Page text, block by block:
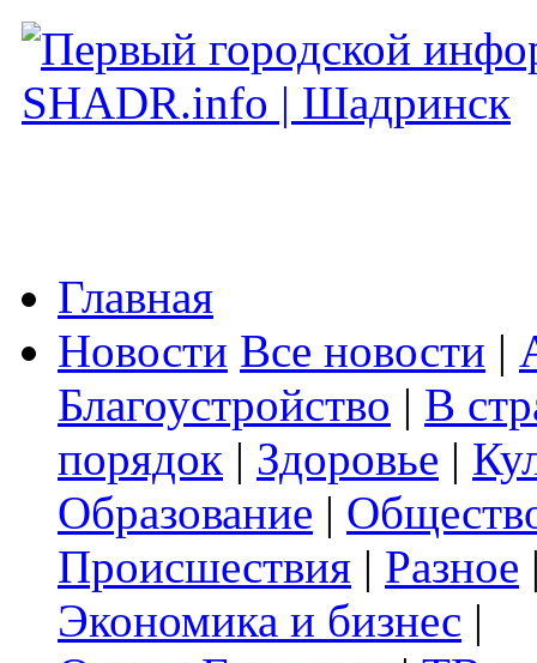
Главная
Новости Все новости |
Благоустройство | В
порядок | Здоровье |
Образование |
Происшествия | Разное
Экономика и бизнес |